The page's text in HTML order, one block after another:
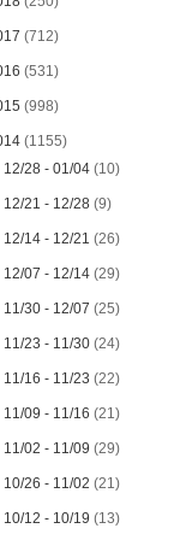
(712)
(531)
(998)
(1155)
12/28 - 01/04(10)
12/21 - 12/28(9)
12/14 - 12/21(26)
12/07 - 12/14(29)
11/30 - 12/07(25)
11/23 - 11/30(24)
11/16 - 11/23(22)
11/09 - 11/16(21)
11/02 - 11/09(29)
10/26 - 11/02(21)
10/12 - 10/19(13)